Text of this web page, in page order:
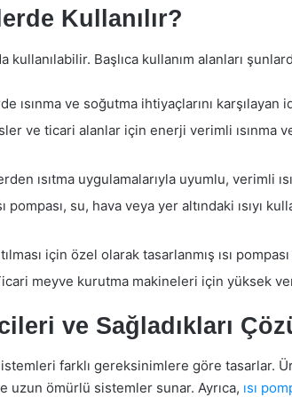
Kullanılır?
kullanılabilir. Başlıca kullanım alanları
ısınma ve soğutma ihtiyaçlarını karşılayan
ve ticari alanlar için enerji verimli ısınma
ısıtma uygulamalarıyla uyumlu, verimli
pompası, su, hava veya yer altındaki ısıyı
için özel olarak tasarlanmış ısı
meyve kurutma makineleri için yüksek
ve Sağladıkları
farklı gereksinimlere göre tasarlar.
ömürlü sistemler sunar. Ayrıca, ısı